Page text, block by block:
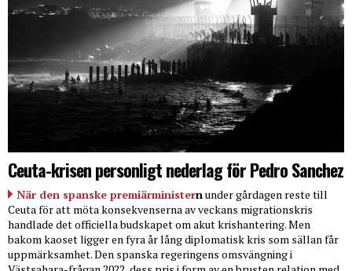
Ceuta-krisen personligt nederlag för Pedro Sanchez
När den spanske premiärministernunder gårdagen reste till
Ceuta för att möta konsekvenserna av veckans migrationskris
handlade det officiella budskapet om akut krishantering. Men
bakom kaoset ligger en fyra år lång diplomatisk kris som sällan får
uppmärksamhet. Den spanska regeringens omsvängning i